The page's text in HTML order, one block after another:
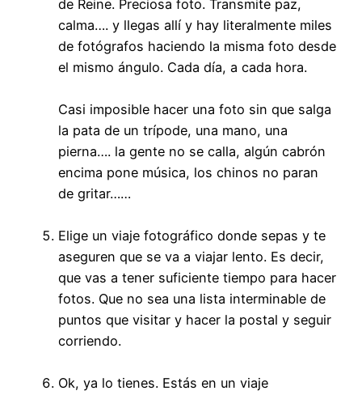
de Reine. Preciosa foto. Transmite paz,
calma…. y llegas allí y hay literalmente miles
de fotógrafos haciendo la misma foto desde
el mismo ángulo. Cada día, a cada hora.
Casi imposible hacer una foto sin que salga
la pata de un trípode, una mano, una
pierna…. la gente no se calla, algún cabrón
encima pone música, los chinos no paran
de gritar……
Elige un viaje fotográfico donde sepas y te
aseguren que se va a viajar lento. Es decir,
que vas a tener suficiente tiempo para hacer
fotos. Que no sea una lista interminable de
puntos que visitar y hacer la postal y seguir
corriendo.
Ok, ya lo tienes. Estás en un viaje